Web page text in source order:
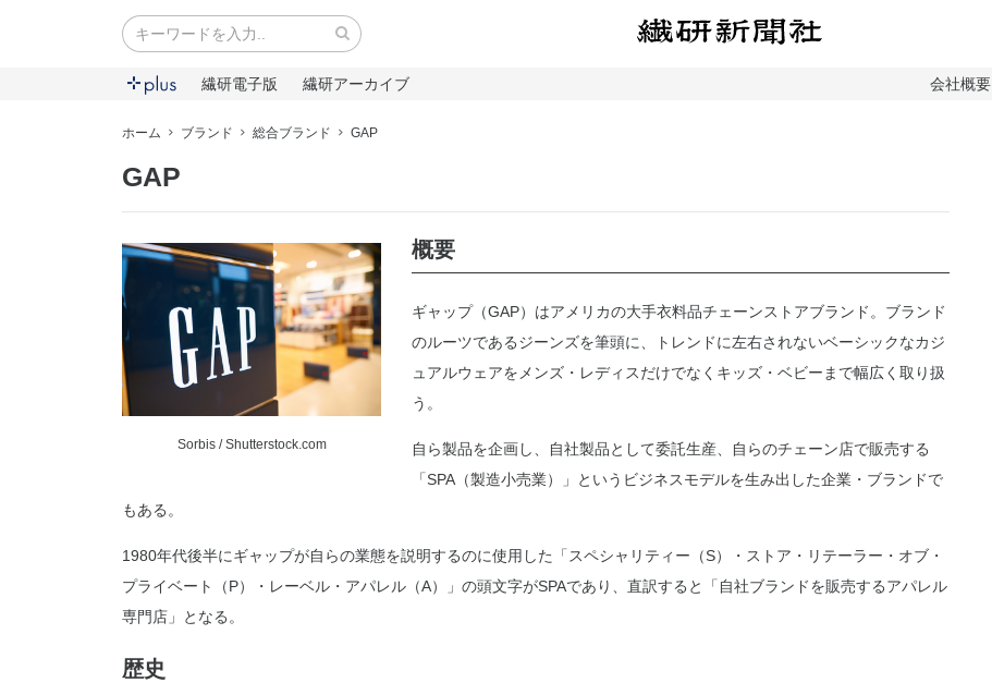
繊研電子版 繊研アーカイブ 会社概要
ホーム ブランド 総合ブランド GAP
GAP
Sorbis / Shutterstock.com
概要
ギャップ（GAP）はアメリカの大手衣料品チェーンストアブランド。ブランド
のルーツであるジーンズを筆頭に、トレンドに左右されないベーシックなカジ
ュアルウェアをメンズ・レディスだけでなくキッズ・ベビーまで幅広く取り扱
う。
自ら製品を企画し、自社製品として委託生産、自らのチェーン店で販売する
「SPA（製造小売業）」というビジネスモデルを生み出した企業・ブランドで
もある。
1980年代後半にギャップが自らの業態を説明するのに使用した「スペシャリティー（S）・ストア・リテーラー・オブ・
プライベート（P）・レーベル・アパレル（A）」の頭文字がSPAであり、直訳すると「自社ブランドを販売するアパレル
専門店」となる。
歴史